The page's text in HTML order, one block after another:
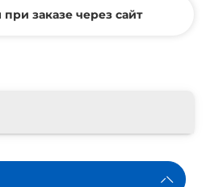
заказе через сайт